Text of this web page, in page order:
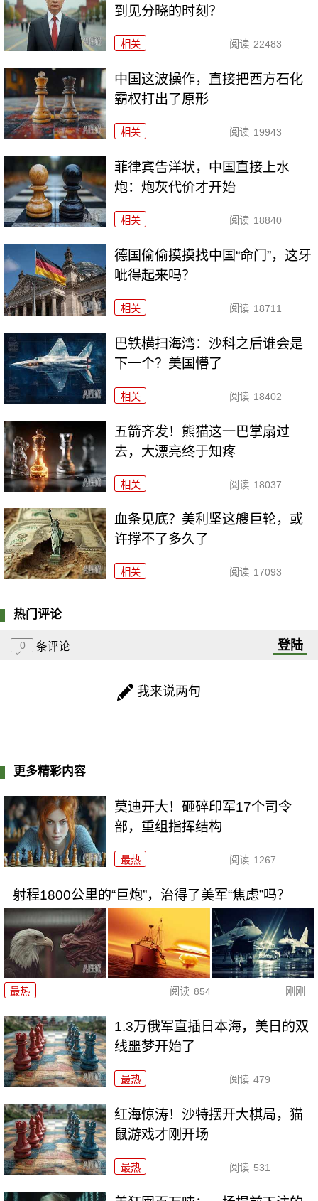
到见分晓的时刻？
相关 阅读 22483
中国这波操作，直接把西方石化
霸权打出了原形
相关 阅读 19943
菲律宾告洋状，中国直接上水
炮：炮灰代价才开始
相关 阅读 18840
德国偷偷摸摸找中国“命门”，这牙
呲得起来吗？
相关 阅读 18711
巴铁横扫海湾：沙科之后谁会是
下一个？美国懵了
相关 阅读 18402
五箭齐发！熊猫这一巴掌扇过
去，大漂亮终于知疼
相关 阅读 18037
血条见底？美利坚这艘巨轮，或
许撑不了多久了
相关 阅读 17093
热门评论
0 条评论 登陆
我来说两句
更多精彩内容
莫迪开大！砸碎印军17个司令
部，重组指挥结构
最热 阅读 1267
射程1800公里的“巨炮”，治得了美军“焦虑”吗？
最热 阅读 854 刚刚
1.3万俄军直插日本海，美日的双
线噩梦开始了
最热 阅读 479
红海惊涛！沙特摆开大棋局，猫
鼠游戏才刚开场
最热 阅读 531